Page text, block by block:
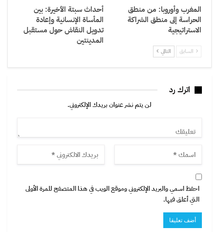
المغرب وأوروبا: من منطق
الحراسة إلى منطق الشراكة
الاستراتيجية
أحداث سبتة الأخيرة: بين
المأساة الإنسانية وإعادة
تدويل النقاش حول مستقبل
المدينتين
السابق التالي
اترك رد
لن يتم نشر عنوان بريدك الإلكتروني.
احفظ اسمي والبريد الإلكتروني وموقع الويب في هذا المتصفح للمرة الأولى
التي أعلق فيها.